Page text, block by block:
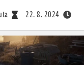
22. 8. 2024